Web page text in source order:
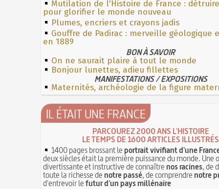
Mutilation de l'Histoire de France :
pour glorifier le monde nouveau
Plumes, encriers et crayons jadis
Gouffre de Padirac : merveille géologique
en 1889
BON À SAVOIR
On ne saurait plaire à tout le monde
Bonjour lunettes, adieu fillettes
MANIFESTATIONS / EXPOSITIONS
Maternités, archéologie de la figure
IL ÉTAIT UNE FRANCE
PARCOUREZ 2000 ANS L'HISTOIRE
LE TEMPS DE 1600 ARTICLES ILLUSTRÉS
1400 pages brossant leportrait vivifiant d'une
deux siècles était la première puissance du monde. Une
divertissante et instructive de connaîtrenos racines, de
toute la richesse denotre passé, de comprendrenotre
d'entrevoir lefutur d'un pays millénaire